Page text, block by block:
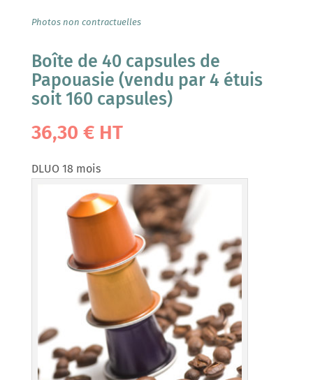
Photos non contractuelles
Boîte de 40 capsules de
Papouasie (vendu par 4 étuis
soit 160 capsules)
36,30 € HT
DLUO 18 mois